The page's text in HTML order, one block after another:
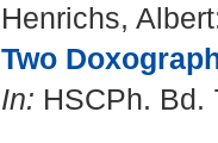
Henrichs, Albert
Two
In: HSCPh. Bd.